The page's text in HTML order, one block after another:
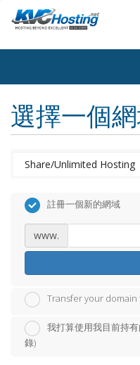
選擇一個
註冊一個新的網域
www.
Transfer your
我打算使用我目前持
錄)